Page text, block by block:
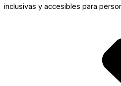
inclusivas y accesibles para